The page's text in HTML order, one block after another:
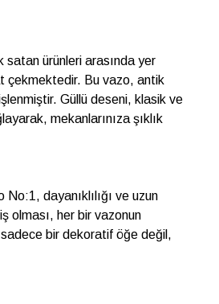
satan ürünleri arasında yer
çekmektedir. Bu vazo, antik
Güllü deseni, klasik ve
mekanlarınıza şıklık
dayanıklılığı ve uzun
olması, her bir vazonun
sadece bir dekoratif öğe değil,